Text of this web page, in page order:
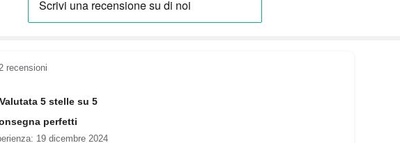
recensioni
Valutata 5 stelle su 5
perfetti
19 dicembre 2024